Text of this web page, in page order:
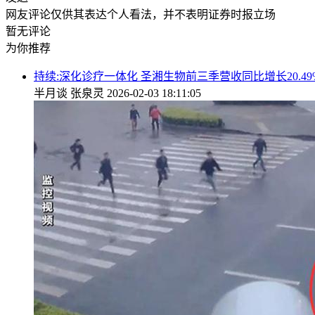
网友评论仅供其表达个人看法，并不表明证券时报立场
暂无评论
为你推荐
持续:深化诊疗一体化 圣湘生物前三季营收同比增长
半月谈 张泉灵 2026-02-03 18:11:05